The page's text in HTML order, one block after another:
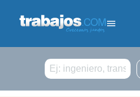
Buscar